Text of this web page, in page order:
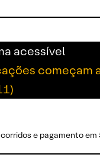
acessível
começam
e pagamento